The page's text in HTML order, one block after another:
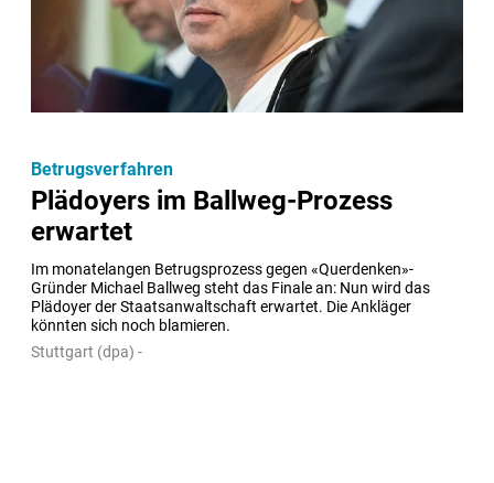
Plädoyers im Ballweg-Prozess
erwartet
Im monatelangen Betrugsprozess gegen «Querdenken»-
Gründer Michael Ballweg steht das Finale an: Nun wird das
Plädoyer der Staatsanwaltschaft erwartet. Die Ankläger
könnten sich noch blamieren.
Betrugsverfahren
Stuttgart (dpa) -